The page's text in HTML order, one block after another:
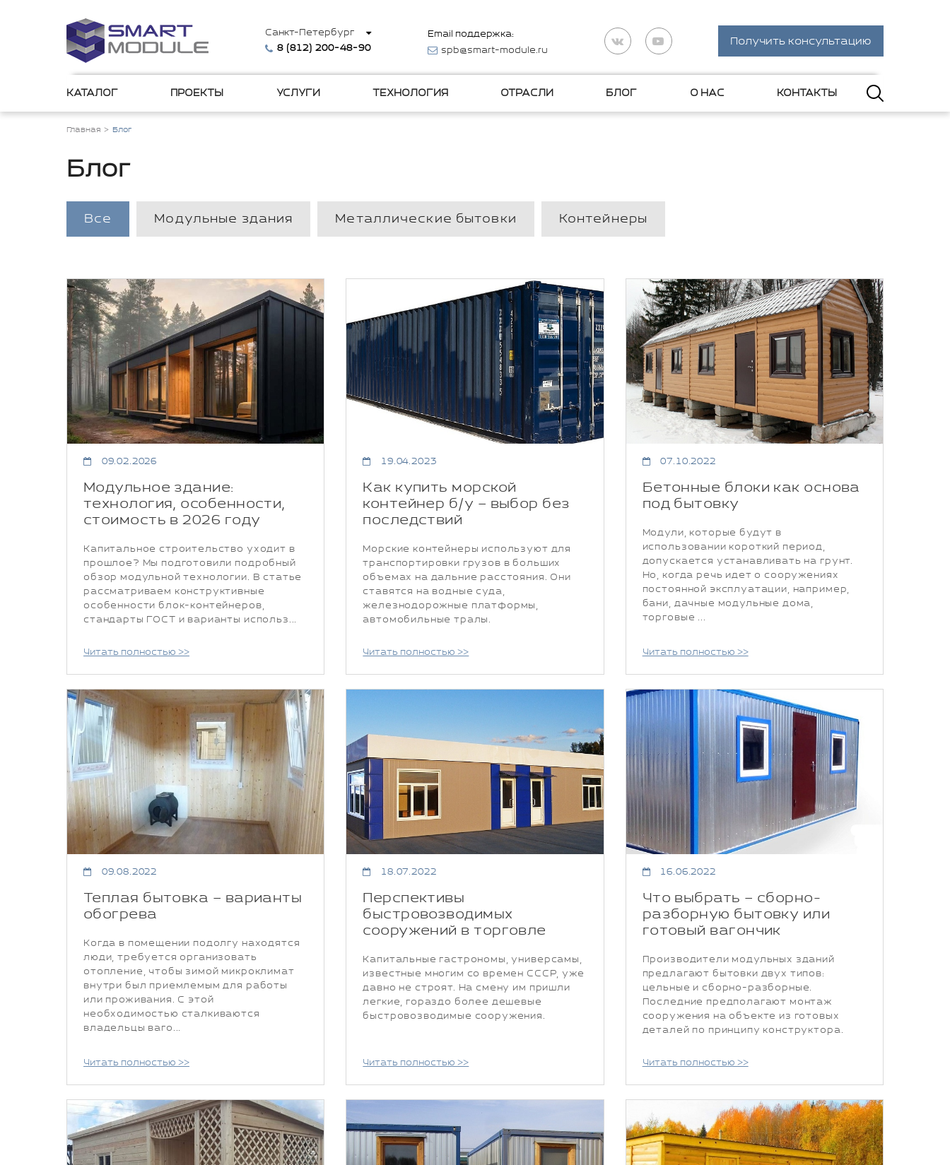
Санкт-Петербург
8 (812) 200-48-90
Email поддержка:
spb@smart-module.ru
Получить консультацию
КАТАЛОГ ПРОЕКТЫ УСЛУГИ ТЕХНОЛОГИЯ ОТРАСЛИ БЛОГ О НАС КОНТАКТЫ
Главная Блог
Блог
Все Модульные здания Металлические бытовки Контейнеры
09.02.2026
Модульное здание:
технология, особенности,
стоимость в 2026 году
Капитальное строительство уходит в
прошлое? Мы подготовили подробный
обзор модульной технологии. В статье
рассматриваем конструктивные
особенности блок-контейнеров,
стандарты ГОСТ и варианты использ...
Читать полностью >>
19.04.2023
Как купить морской
контейнер б/у – выбор без
последствий
Морские контейнеры используют для
транспортировки грузов в больших
объемах на дальние расстояния. Они
ставятся на водные суда,
железнодорожные платформы,
автомобильные тралы.
Читать полностью >>
07.10.2022
Бетонные блоки как основа
под бытовку
Модули, которые будут в
использовании короткий период,
допускается устанавливать на грунт.
Но, когда речь идет о сооружениях
постоянной эксплуатации, например,
бани, дачные модульные дома,
торговые ...
Читать полностью >>
09.08.2022
Теплая бытовка – варианты
обогрева
Когда в помещении подолгу находятся
люди, требуется организовать
отопление, чтобы зимой микроклимат
внутри был приемлемым для работы
или проживания. С этой
необходимостью сталкиваются
владельцы ваго...
Читать полностью >>
18.07.2022
Перспективы
быстровозводимых
сооружений в торговле
Капитальные гастрономы, универсамы,
известные многим со времен СССР, уже
давно не строят. На смену им пришли
легкие, гораздо более дешевые
быстровозводимые сооружения.
Читать полностью >>
16.06.2022
Что выбрать – сборно-
разборную бытовку или
готовый вагончик
Производители модульных зданий
предлагают бытовки двух типов:
цельные и сборно-разборные.
Последние предполагают монтаж
сооружения на объекте из готовых
деталей по принципу конструктора.
Читать полностью >>